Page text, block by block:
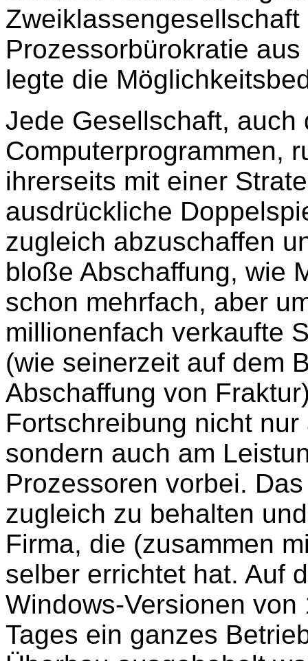
Prozessorbürokratie
legte die
Jede Gesellschaft, auch
Computerprogrammen,
ihrerseits mit einer
ausdrückliche
zugleich abzuschaffen
bloße Abschaffung, wie
schon mehrfach, aber
millionenfach verkaufte
(wie seinerzeit auf dem
Abschaffung von
Fortschreibung nicht
sondern auch am
Prozessoren vorbei.
zugleich zu behalten
Firma, die (zusammen
selber errichtet hat. Auf
Windows-Versionen
Tages ein ganzes